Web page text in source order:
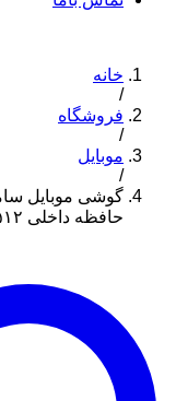
خانه
/
فروشگاه
/
موبایل
/
حافظه داخلی ۵۱۲ گیگابایت